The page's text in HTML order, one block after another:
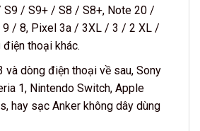
/ S9+ / S8 / S8+, Note 20 /
/ 8, Pixel 3a / 3XL / 3 / 2 XL /
thoại khác.
và dòng điện thoại về sau, Sony
1, Nintendo Switch, Apple
hay sạc Anker không dây dùng